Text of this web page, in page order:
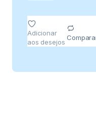
Adicionar
aos desejos